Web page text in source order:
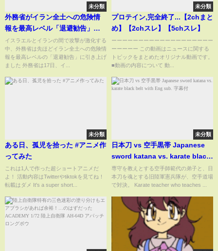
未分類
外務省がイラン全土への危険情
報を最高レベル「退避勧告」に
引き上げ 林官房長官「在留邦
人を安全な場所へ退避させる支
援行った」
イスラエルとイランの間で攻撃が激化する
中、外務省は先ほどイラン全土への危険情
報を最高レベルの「退避勧告」に引き上げ
ました 外務省は17日、イ...
未分類
プロテイン,完全終了...【2chまと
め】【2chスレ】【5chスレ】
ーーーーーーーーーーーーーーーーーーー
ーーーーー この動画はニュースに関する
トピックをまとめたオリジナル動画です。
■動画の内容について 動...
未分類
ある日、孤児を拾った #アニメ作
ってみた
これは1人で作った超ショートアニメだ
よ！ 活動内容はTwitterやtiktokを見てね！
転載はダメ It's a super short...
未分類
日本刀 vs 空手黒帯 Japanese
sword katana vs. karate black
belt with Eng sub. 字幕付
専守を教えとする空手師範代の弟子と、日
本刀を魂とする旧陸軍憲兵隊が、空手道場
で対決。 Karate teacher who teaches ...